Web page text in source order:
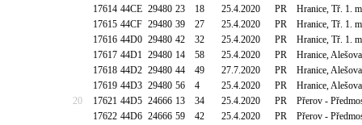
17614 44CE 29480 23 18 25.4.2020 PR
Hranice, Tř. 1.
17615 44CF 29480 39 27 25.4.2020 PR
Hranice, Tř. 1.
17616 44D0 29480 42 32 25.4.2020 PR
Hranice, Tř. 1.
17617 44D1 29480 14 58 25.4.2020 PR
Hranice,
17618 44D2 29480 44 49 27.7.2020 PR
Hranice,
17619 44D3 29480 56 4 25.4.2020 PR
Hranice,
20
17621 44D5 24666 13 34 25.4.2020 PR
Přerov -
17622 44D6 24666 59 42 25.4.2020 PR
Přerov -